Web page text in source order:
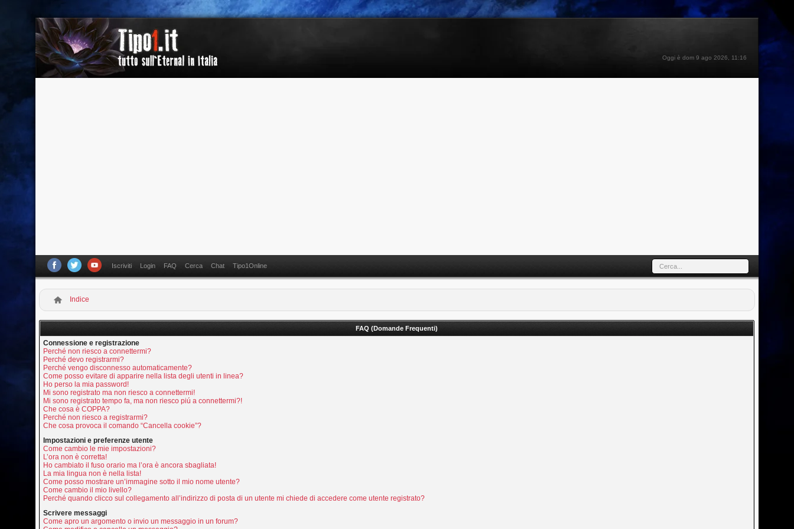
Oggi è dom 9 ago 2026, 11:16
Iscriviti Login FAQ Cerca Chat Tipo1Online
Indice
FAQ (Domande Frequenti)
Connessione e registrazione
Perché non riesco a connettermi?
Perché devo registrarmi?
Perché vengo disconnesso automaticamente?
Come posso evitare di apparire nella lista degli utenti in linea?
Ho perso la mia password!
Mi sono registrato ma non riesco a connettermi!
Mi sono registrato tempo fa, ma non riesco piú a connettermi?!
Che cosa è COPPA?
Perché non riesco a registrarmi?
Che cosa provoca il comando “Cancella cookie”?
Impostazioni e preferenze utente
Come cambio le mie impostazioni?
L’ora non è corretta!
Ho cambiato il fuso orario ma l’ora è ancora sbagliata!
La mia lingua non è nella lista!
Come posso mostrare un’immagine sotto il mio nome utente?
Come cambio il mio livello?
Perché quando clicco sul collegamento all’indirizzo di posta di un utente mi chiede di accedere come utente registrato?
Scrivere messaggi
Come apro un argomento o invio un messaggio in un forum?